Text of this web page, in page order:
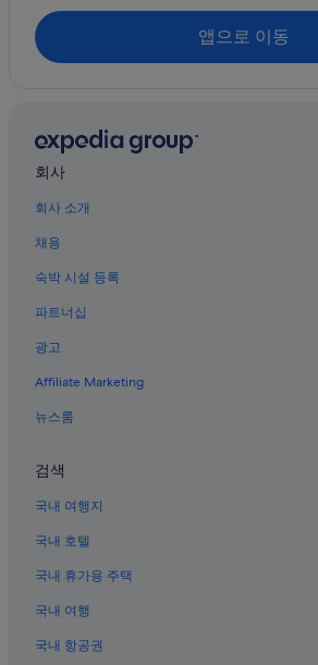
앱으로 이동
회사
회사 소개
채용
숙박 시설 등록
파트너십
광고
Affiliate Marketing
뉴스룸
검색
국내 여행지
국내 호텔
국내 휴가용 주택
국내 여행
국내 항공권